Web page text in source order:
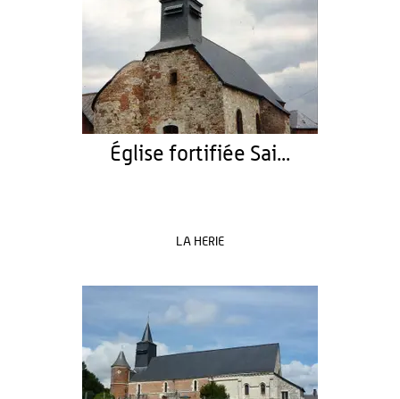
Église fortifiée Sai...
LA HERIE